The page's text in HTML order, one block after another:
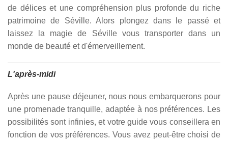
de délices et une compréhension plus profonde du riche
patrimoine de Séville. Alors plongez dans le passé et
laissez la magie de Séville vous transporter dans un
monde de beauté et d'émerveillement.
L'après-midi
Après une pause déjeuner, nous nous embarquerons pour
une promenade tranquille, adaptée à nos préférences. Les
possibilités sont infinies, et votre guide vous conseillera en
fonction de vos préférences. Vous avez peut-être choisi de